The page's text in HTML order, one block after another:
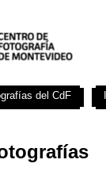
del CdF